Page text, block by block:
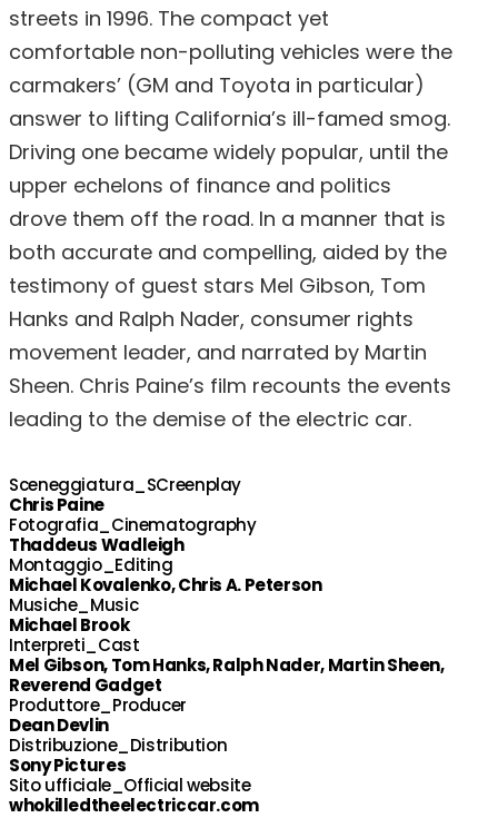
streets in 1996. The compact yet
comfortable non-polluting vehicles were the
carmakers’ (GM and Toyota in particular)
answer to lifting California’s ill-famed smog.
Driving one became widely popular, until the
upper echelons of finance and politics
drove them off the road. In a manner that is
both accurate and compelling, aided by the
testimony of guest stars Mel Gibson, Tom
Hanks and Ralph Nader, consumer rights
movement leader, and narrated by Martin
Sheen. Chris Paine’s film recounts the events
leading to the demise of the electric car.
Sceneggiatura_SCreenplay
Chris Paine
Fotografia_Cinematography
Thaddeus Wadleigh
Montaggio_Editing
Michael Kovalenko, Chris A. Peterson
Musiche_Music
Michael Brook
Interpreti_Cast
Mel Gibson, Tom Hanks, Ralph Nader, Martin Sheen,
Reverend Gadget
Produttore_Producer
Dean Devlin
Distribuzione_Distribution
Sony Pictures
Sito ufficiale_Official website
whokilledtheelectriccar.com